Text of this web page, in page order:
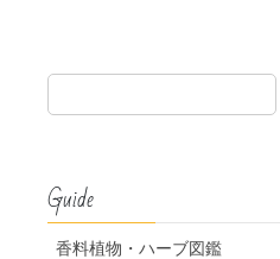
Guide
香料植物・ハーブ図鑑